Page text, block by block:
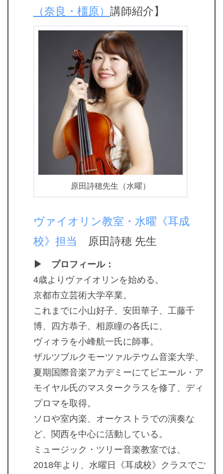
（奈良・橿原） 講師紹介】
原田詩穂先生（水曜）
ヴァイオリン教室・水曜《耳成
校》担当
原田詩穂 先生
▶ プロフィール：
4歳よりヴァイオリンを始める。
京都市立芸術大学卒業。
これまでに小山好子、安田華子、工藤千
博、四方恭子、相原瞳の各氏に、
ヴィオラを小峰航一氏に師事。
ザルツブルクモーツァルテウム音楽大学、
夏期国際音楽アカデミーにてピエール・ア
モイヤル氏のマスタークラスを修了、ディ
プロマを取得。
ソロや室内楽、オーケストラでの演奏な
ど、関西を中心に活動している。
ミュージック・ツリー音楽教室では、
2018年より、水曜日《耳成校》クラスでご